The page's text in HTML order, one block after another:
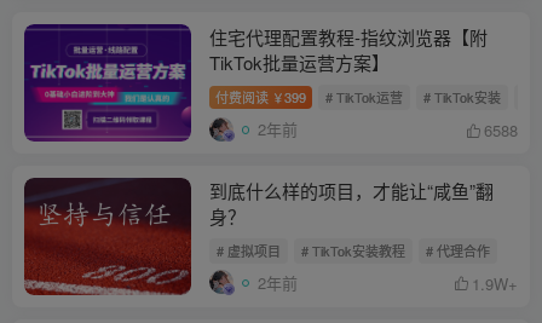
住宅代理配置教程-指纹浏览器【附
TikTok批量运营方案】
付费阅读 ￥399 # TikTok运营 # TikTok安装
2年前 6588
到底什么样的项目，才能让“咸鱼”翻
身？
# 虚拟项目 # TikTok安装教程 # 代理合作
2年前 1.9W+